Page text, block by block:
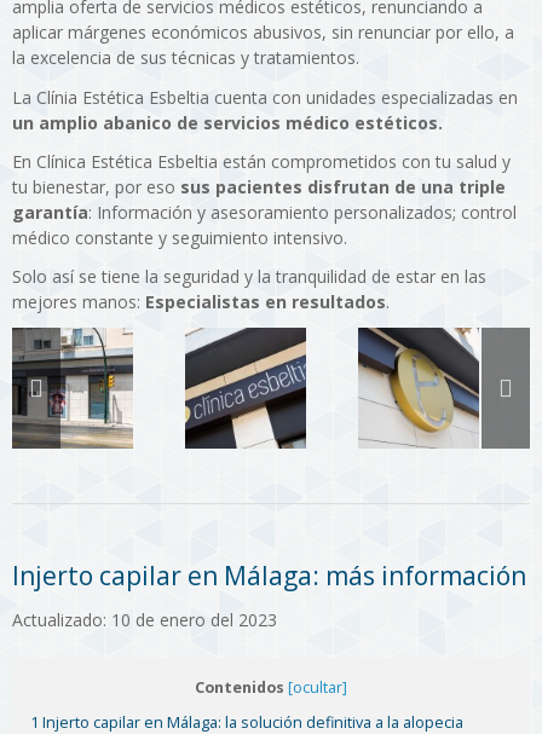
amplia oferta de servicios médicos estéticos, renunciando a
aplicar márgenes económicos abusivos, sin renunciar por ello, a
la excelencia de sus técnicas y tratamientos.
La Clínia Estética Esbeltia cuenta con unidades especializadas en
un amplio abanico de servicios médico estéticos.
En Clínica Estética Esbeltia están comprometidos con tu salud y
tu bienestar, por eso sus pacientes disfrutan de una triple
garantía: Información y asesoramiento personalizados; control
médico constante y seguimiento intensivo.
Solo así se tiene la seguridad y la tranquilidad de estar en las
mejores manos: Especialistas en resultados.
Injerto capilar en Málaga: más información
Actualizado: 10 de enero del 2023
Contenidos [ocultar]
1 Injerto capilar en Málaga: la solución definitiva a la alopecia